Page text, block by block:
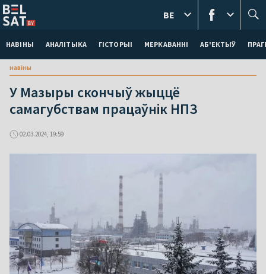
НАВІНЫ АНАЛІТЫКА ГІСТОРЫІ МЕРКАВАННI АБ'ЕКТЫЎ
BE
навіны
У Мазыры скончыў жыццё
самагубствам працаўнік НПЗ
02.03.2024, 19:59